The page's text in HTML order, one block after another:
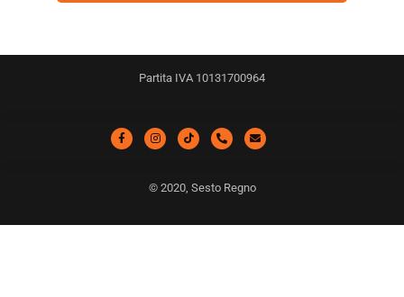
© 2020, Sesto Regno
Partita IVA 10131700964